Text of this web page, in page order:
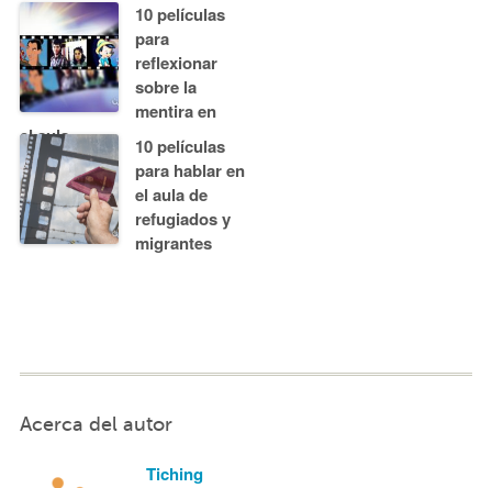
10 películas
para
reflexionar
sobre la
mentira en
el aula
10 películas
para hablar en
el aula de
refugiados y
migrantes
Acerca del autor
Tiching